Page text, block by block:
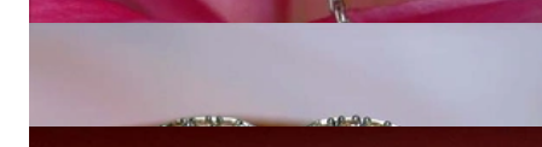
3.030,00 €